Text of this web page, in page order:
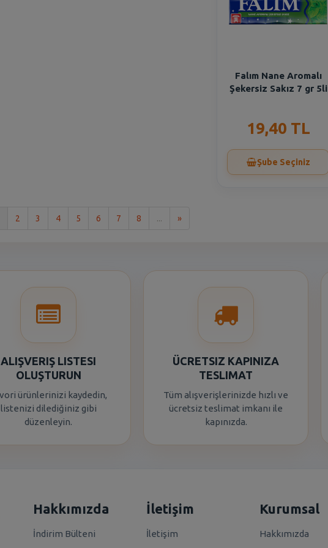
Falım Nane Aromalı
Şekersiz Sakız 7 gr 5li
19,40 TL
Şube Seçiniz
2 3 4 5 6 7 8 ... »Son
ALIŞVERIŞ LISTESI
OLUŞTURUN
ürünlerinizi kaydedin,
listenizi dilediğiniz gibi
düzenleyin.
ÜCRETSIZ KAPINIZA
TESLIMAT
Tüm alışverişlerinizde hızlı ve
ücretsiz teslimat imkanı ile
kapınızda.
Hakkımızda
İndirim Bülteni
İletişim
İletişim
Kurumsal
Hakkımızda